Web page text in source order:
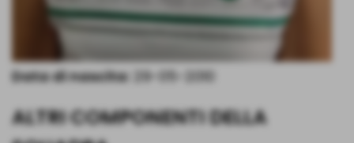
Data di nascita: 29-05-2010
ALTRI COMPONENTI DELLA